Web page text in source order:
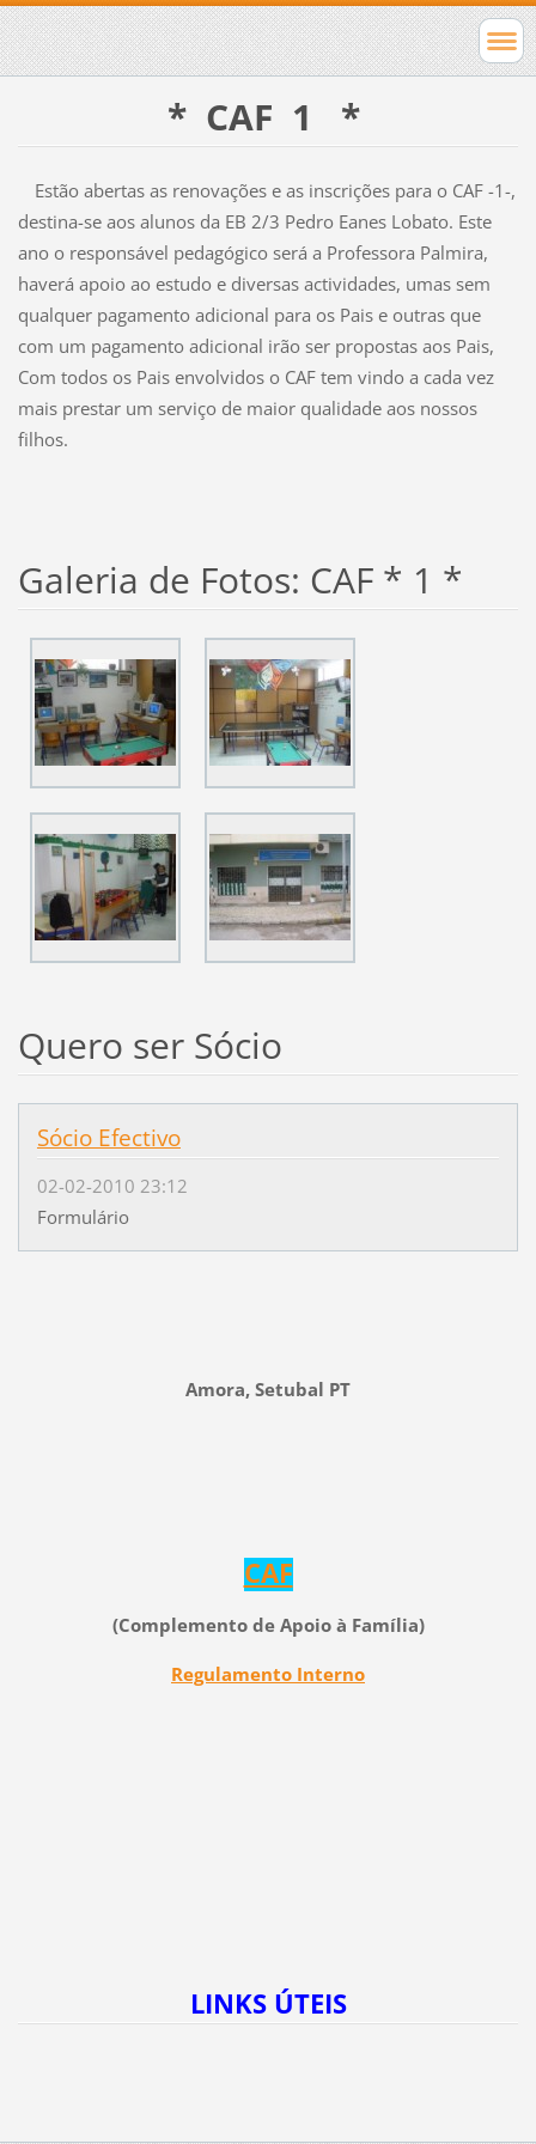
* CAF 1 *
Estão abertas as renovações e as inscrições para o CAF -1-,
destina-se aos alunos da EB 2/3 Pedro Eanes Lobato. Este
ano o responsável pedagógico será a Professora Palmira,
haverá apoio ao estudo e diversas actividades, umas sem
qualquer pagamento adicional para os Pais e outras que
com um pagamento adicional irão ser propostas aos Pais,
Com todos os Pais envolvidos o CAF tem vindo a cada vez
mais prestar um serviço de maior qualidade aos nossos
filhos.
Galeria de Fotos: CAF * 1 *
Quero ser Sócio
Sócio Efectivo
02-02-2010 23:12
Formulário
Amora, Setubal PT
CAF
(Complemento de Apoio à Família)
Regulamento Interno
LINKS ÚTEIS